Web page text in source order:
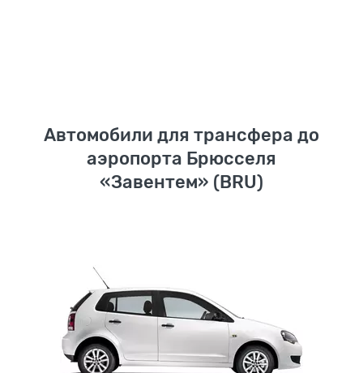
Автомобили для трансфера до
аэропорта Брюсселя
«Завентем» (BRU)